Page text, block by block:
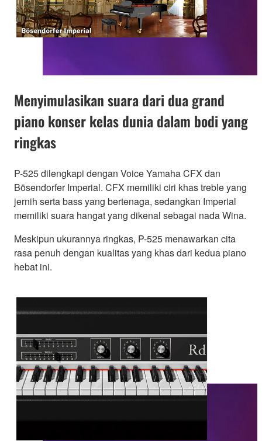
Menyimulasikan suara dari dua grand
piano konser kelas dunia dalam bodi yang
ringkas
P-525 dilengkapi dengan Voice Yamaha CFX dan
Bösendorfer Imperial. CFX memiliki ciri khas treble yang
jernih serta bass yang bertenaga, sedangkan Imperial
memiliki suara hangat yang dikenal sebagai nada Wina.
Meskipun ukurannya ringkas, P-525 menawarkan cita
rasa penuh dengan kualitas yang khas dari kedua piano
hebat ini.